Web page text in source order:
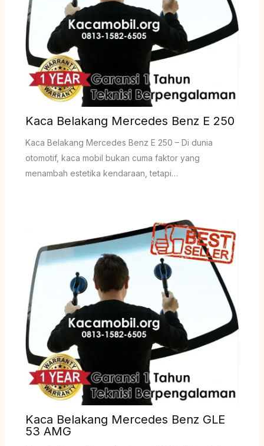
Kaca Belakang Mercedes Benz E 250
Kaca Belakang Mercedes Benz E 250 – Di dunia
otomotif, kaca mobil bukan cuma faktor yang
menambah estetika kendaraan, tetapi…
Kaca Belakang Mercedes Benz GLE
53 AMG